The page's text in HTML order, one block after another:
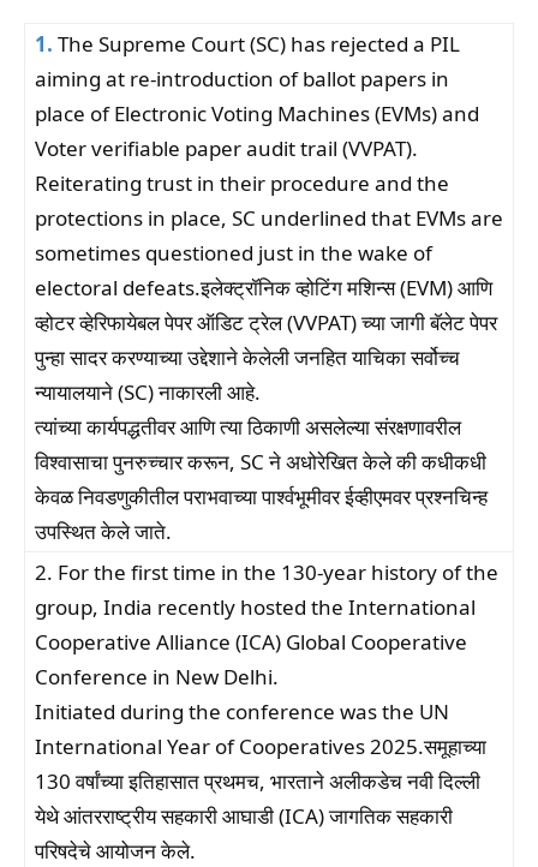
1. The Supreme Court (SC) has rejected a PIL
aiming at re-introduction of ballot papers in
place of Electronic Voting Machines (EVMs) and
Voter verifiable paper audit trail (VVPAT).
Reiterating trust in their procedure and the
protections in place, SC underlined that EVMs are
sometimes questioned just in the wake of
electoral defeats.इलेक्ट्रॉनिक व्होटिंग मशिन्स (EVM) आणि
व्होटर व्हेरिफायेबल पेपर ऑडिट ट्रेल (VVPAT) च्या जागी बॅलेट पेपर
पुन्हा सादर करण्याच्या उद्देशाने केलेली जनहित याचिका सर्वोच्च
न्यायालयाने (SC) नाकारली आहे.
त्यांच्या कार्यपद्धतीवर आणि त्या ठिकाणी असलेल्या संरक्षणावरील
विश्वासाचा पुनरुच्चार करून, SC ने अधोरेखित केले की कधीकधी
केवळ निवडणुकीतील पराभवाच्या पार्श्वभूमीवर ईव्हीएमवर प्रश्नचिन्ह
उपस्थित केले जाते.
2. For the first time in the 130-year history of the
group, India recently hosted the International
Cooperative Alliance (ICA) Global Cooperative
Conference in New Delhi.
Initiated during the conference was the UN
International Year of Cooperatives 2025.समूहाच्या
130 वर्षांच्या इतिहासात प्रथमच, भारताने अलीकडेच नवी दिल्ली
येथे आंतरराष्ट्रीय सहकारी आघाडी (ICA) जागतिक सहकारी
परिषदेचे आयोजन केले.